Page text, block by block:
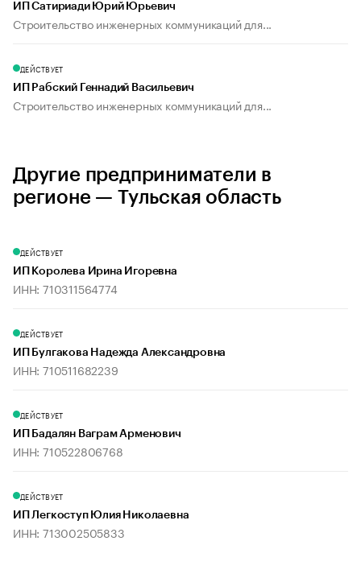
ИП Сатириади Юрий Юрьевич
Строительство инженерных коммуникаций для...
ДЕЙСТВУЕТ
ИП Рабский Геннадий Васильевич
Строительство инженерных коммуникаций для...
Другие предприниматели в
регионе — Тульская область
ДЕЙСТВУЕТ
ИП Королева Ирина Игоревна
ИНН: 710311564774
ДЕЙСТВУЕТ
ИП Булгакова Надежда Александровна
ИНН: 710511682239
ДЕЙСТВУЕТ
ИП Бадалян Ваграм Арменович
ИНН: 710522806768
ДЕЙСТВУЕТ
ИП Легкоступ Юлия Николаевна
ИНН: 713002505833